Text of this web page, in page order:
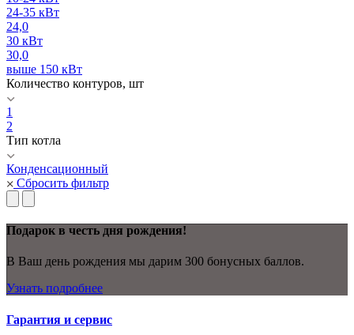
24-35 кВт
24,0
30 кВт
30,0
выше 150 кВт
Количество контуров, шт
1
2
Тип котла
Конденсационный
Сбросить фильтр
Подарок в честь дня рождения!
В Ваш день рождения мы дарим 300 бонусных баллов.
Узнать подробнее
Гарантия и сервис